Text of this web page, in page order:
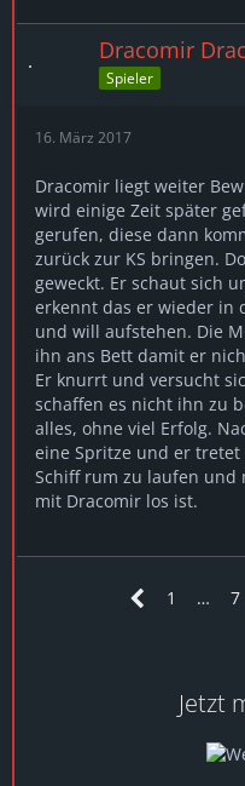
Dracomir
Spieler
16. März 2017
Dracomir liegt weiter
wird einige Zeit später
gerufen, diese dann
zurück zur KS bringen.
geweckt. Er schaut sich
erkennt das er wieder in
und will aufstehen. Die
ihn ans Bett damit er
Er knurrt und versucht
schaffen es nicht ihn zu
alles, ohne viel Erfolg.
eine Spritze und er tretet
Schiff rum zu laufen und
mit Dracomir los ist.
1 … 7
Jetzt